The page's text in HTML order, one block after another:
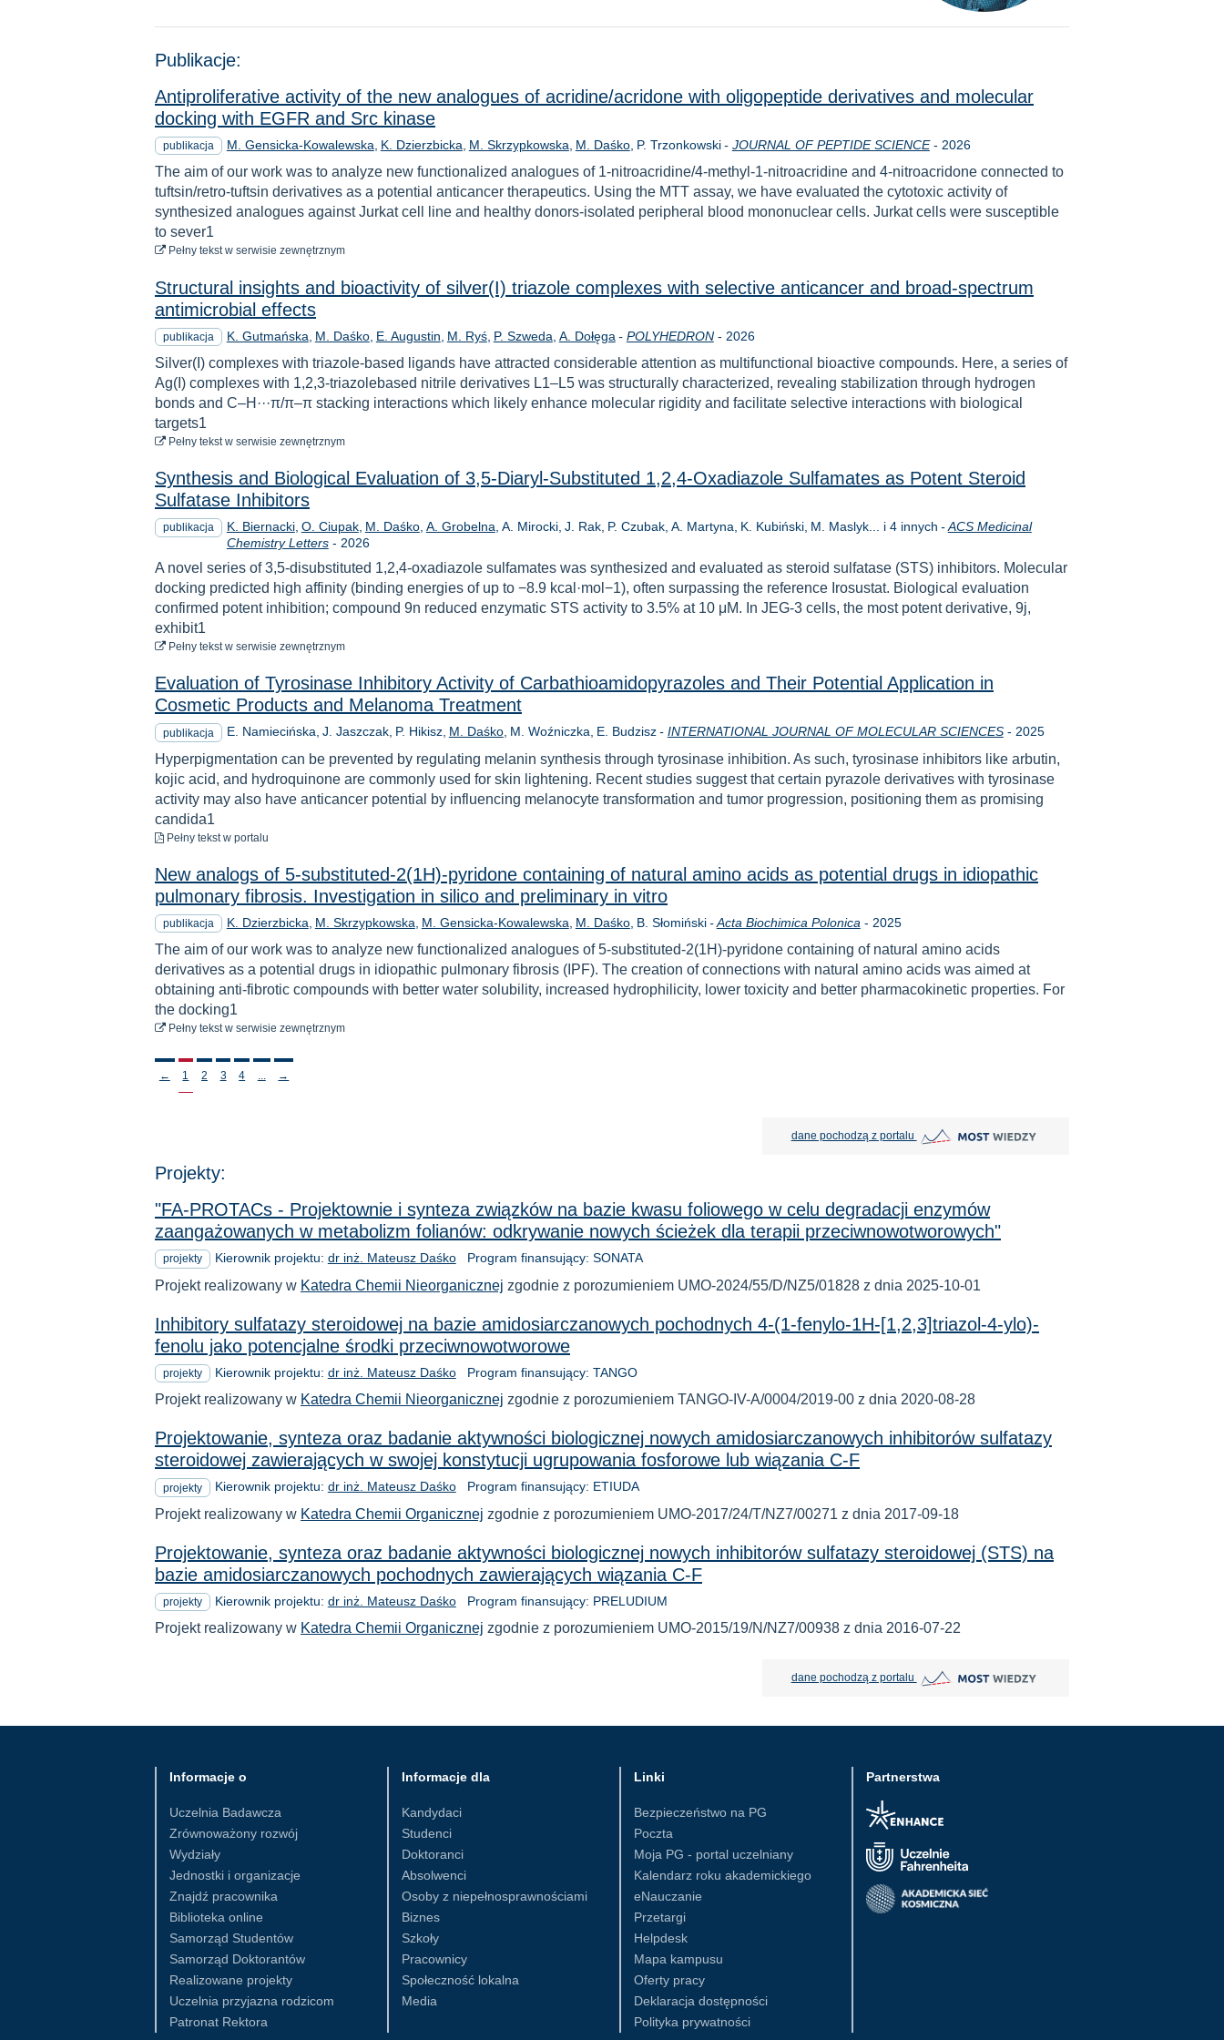
Publikacje:
Antiproliferative activity of the new analogues of acridine/acridone with oligopeptide derivatives and molecular
docking with EGFR and Src kinase
publikacja M. Gensicka-Kowalewska K. Dzierzbicka M. Skrzypkowska M. Daśko P. Trzonkowski - JOURNAL OF PEPTIDE SCIENCE- Rok
2026
The aim of our work was to analyze new functionalized analogues of 1-nitroacridine/4-methyl-1-nitroacridine and 4-nitroacridone connected to
tuftsin/retro-tuftsin derivatives as a potential anticancer therapeutics. Using the MTT assay, we have evaluated the cytotoxic activity of
synthesized analogues against Jurkat cell line and healthy donors-isolated peripheral blood mononuclear cells. Jurkat cells were susceptible
to sever1
Pełny tekstdo pobrania
w serwisie zewnętrznym
Structural insights and bioactivity of silver(I) triazole complexes with selective anticancer and broad-spectrum
antimicrobial effects
publikacja K. Gutmańska M. Daśko E. Augustin M. Ryś P. Szweda A. Dołęga - POLYHEDRON- Rok
2026
Silver(I) complexes with triazole-based ligands have attracted considerable attention as multifunctional bioactive compounds. Here, a series of
Ag(I) complexes with 1,2,3-triazolebased nitrile derivatives L1–L5 was structurally characterized, revealing stabilization through hydrogen
bonds and C–H···π/π–π stacking interactions which likely enhance molecular rigidity and facilitate selective interactions with biological
targets1
Pełny tekstdo pobrania
w serwisie zewnętrznym
Synthesis and Biological Evaluation of 3,5-Diaryl-Substituted 1,2,4-Oxadiazole Sulfamates as Potent Steroid
Sulfatase Inhibitors
publikacja K. Biernacki O. Ciupak M. Daśko A. Grobelna A. Mirocki J. Rak P. Czubak A. Martyna K. Kubiński M. Maslyk... i 4 innych -ACS Medicinal
Chemistry Letters- Rok
2026
A novel series of 3,5-disubstituted 1,2,4-oxadiazole sulfamates was synthesized and evaluated as steroid sulfatase (STS) inhibitors. Molecular
docking predicted high affinity (binding energies of up to −8.9 kcal·mol−1), often surpassing the reference Irosustat. Biological evaluation
confirmed potent inhibition; compound 9n reduced enzymatic STS activity to 3.5% at 10 μM. In JEG-3 cells, the most potent derivative, 9j,
exhibit1
Pełny tekstdo pobrania
w serwisie zewnętrznym
Evaluation of Tyrosinase Inhibitory Activity of Carbathioamidopyrazoles and Their Potential Application in
Cosmetic Products and Melanoma Treatment
publikacja E. Namiecińska J. Jaszczak P. Hikisz M. Daśko M. Woźniczka E. Budzisz - INTERNATIONAL JOURNAL OF MOLECULAR SCIENCES- Rok
2025
Hyperpigmentation can be prevented by regulating melanin synthesis through tyrosinase inhibition. As such, tyrosinase inhibitors like arbutin,
kojic acid, and hydroquinone are commonly used for skin lightening. Recent studies suggest that certain pyrazole derivatives with tyrosinase
activity may also have anticancer potential by influencing melanocyte transformation and tumor progression, positioning them as promising
candida1
Pełny tekst do pobrania
w portalu
New analogs of 5-substituted-2(1H)-pyridone containing of natural amino acids as potential drugs in idiopathic
pulmonary fibrosis. Investigation in silico and preliminary in vitro
publikacja K. Dzierzbicka M. Skrzypkowska M. Gensicka-Kowalewska M. Daśko B. Słomiński -Acta Biochimica Polonica - Rok
2025
The aim of our work was to analyze new functionalized analogues of 5-substituted-2(1H)-pyridone containing of natural amino acids
derivatives as a potential drugs in idiopathic pulmonary fibrosis (IPF). The creation of connections with natural amino acids was aimed at
obtaining anti-fibrotic compounds with better water solubility, increased hydrophilicity, lower toxicity and better pharmacokinetic properties. For
the docking1
Pełny tekstdo pobrania
w serwisie zewnętrznym
Stronicowanie
← 1 2 3 4 ... →
dane pochodzą z portalu MOST Wiedzy otwiera się w nowej karcie
Projekty:
"FA-PROTACs - Projektownie i synteza związków na bazie kwasu foliowego w celu degradacji enzymów
zaangażowanych w metabolizm folianów: odkrywanie nowych ścieżek dla terapii przeciwnowotworowych"
projekty Kierownik projektu: dr inż. Mateusz DaśkoProgram finansujący: SONATA
Projekt realizowany w Katedra Chemii Nieorganicznej zgodnie z porozumieniem UMO-2024/55/D/NZ5/01828 z dnia 2025-10-01
Inhibitory sulfatazy steroidowej na bazie amidosiarczanowych pochodnych 4-(1-fenylo-1H-[1,2,3]triazol-4-ylo)-
fenolu jako potencjalne środki przeciwnowotworowe
projekty Kierownik projektu: dr inż. Mateusz DaśkoProgram finansujący: TANGO
Projekt realizowany w Katedra Chemii Nieorganicznej zgodnie z porozumieniem TANGO-IV-A/0004/2019-00 z dnia 2020-08-28
Projektowanie, synteza oraz badanie aktywności biologicznej nowych amidosiarczanowych inhibitorów sulfatazy
steroidowej zawierających w swojej konstytucji ugrupowania fosforowe lub wiązania C-F
projekty Kierownik projektu: dr inż. Mateusz DaśkoProgram finansujący: ETIUDA
Projekt realizowany w Katedra Chemii Organicznej zgodnie z porozumieniem UMO-2017/24/T/NZ7/00271 z dnia 2017-09-18
Projektowanie, synteza oraz badanie aktywności biologicznej nowych inhibitorów sulfatazy steroidowej (STS) na
bazie amidosiarczanowych pochodnych zawierających wiązania C-F
projekty Kierownik projektu: dr inż. Mateusz DaśkoProgram finansujący: PRELUDIUM
Projekt realizowany w Katedra Chemii Organicznej zgodnie z porozumieniem UMO-2015/19/N/NZ7/00938 z dnia 2016-07-22
dane pochodzą z portalu MOST Wiedzy otwiera się w nowej karcie
Partnerstwa
Informacje o
Uczelnia Badawcza
Zrównoważony rozwój
Wydziały
Jednostki i organizacje
Znajdź pracownika
Biblioteka online
Samorząd Studentów
Samorząd Doktorantów
Realizowane projekty
Uczelnia przyjazna rodzicom
Patronat Rektora
Informacje dla
Kandydaci
Studenci
Doktoranci
Absolwenci
Osoby z niepełnosprawnościami
Biznes
Szkoły
Pracownicy
Społeczność lokalna
Media
Linki
Bezpieczeństwo na PG
Poczta
Moja PG - portal uczelniany
Kalendarz roku akademickiego
eNauczanie
Przetargi
Helpdesk
Mapa kampusu
Oferty pracy
Deklaracja dostępności
Polityka prywatności